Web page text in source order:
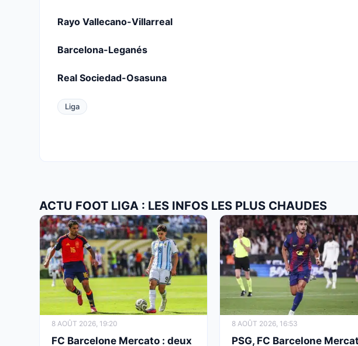
Rayo Vallecano-Villarreal
Barcelona-Leganés
Real Sociedad-Osasuna
Liga
ACTU FOOT LIGA : LES INFOS LES PLUS CHAUDES
8 AOÛT 2026, 19:20
FC Barcelone Mercato : deux
8 AOÛT 2026, 16:53
PSG, FC Barcelone